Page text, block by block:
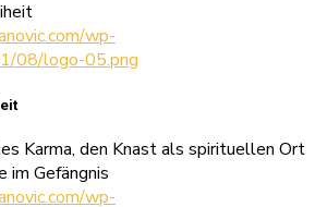
Karma, den Knast als spirituellen Ort
im Gefängnis